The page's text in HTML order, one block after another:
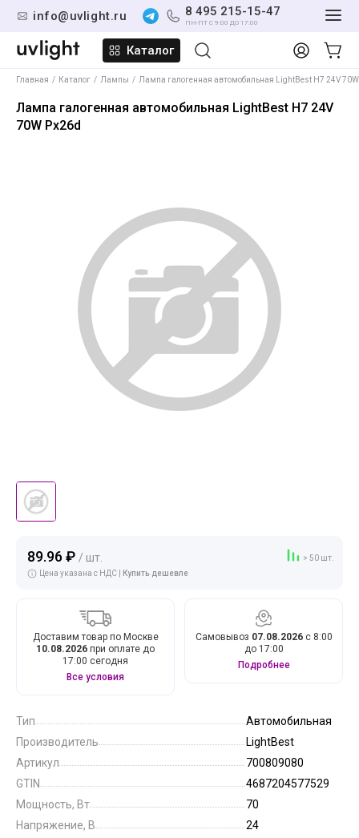
info@uvlight.ru 8 495 215-15-47
ПН-ПТ С 9:00 ДО 17:00
Каталог
Главная Каталог Лампы Лампа галогенная автомобильная LightBest H7 24V
Лампа галогенная автомобильная LightBest H7 24V
70W Px26d
> 50 шт.
89.96 ₽ / шт.
Цена указана с НДС | Купить дешевле
Доставим товар по Москве
10.08.2026 при оплате до
17:00 сегодня
Все условия
Самовывоз 07.08.2026с 8:00
до 17:00
Подробнее
Тип
Автомобильная
Производитель
LightBest
Артикул
700809080
GTIN
4687204577529
Мощность, Вт
70
Напряжение, В
24